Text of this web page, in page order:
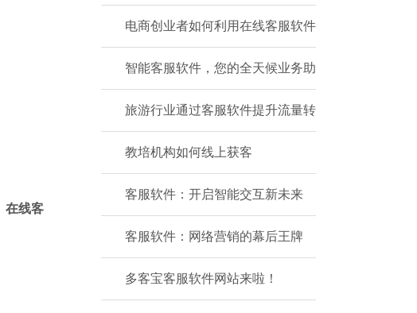
在线客
电商创业者如何利用在线客服软件
智能客服软件，您的全天候业务助
旅游行业通过客服软件提升流量转
教培机构如何线上获客
客服软件：开启智能交互新未来
客服软件：网络营销的幕后王牌
多客宝客服软件网站来啦！